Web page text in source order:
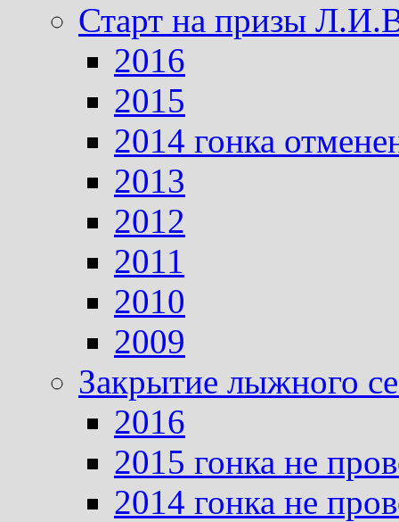
Старт на призы
2016
2015
2014 гонка
2013
2012
2011
2010
2009
Закрытие лыжного
2016
2015 гонка не
2014 гонка не